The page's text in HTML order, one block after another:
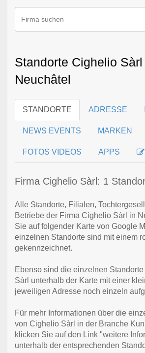
Standorte Cighelio Sàrl
Neuchâtel
STANDORTE ADRESSE
NEWS EVENTS MARKEN
FOTOS VIDEOS APPS
Firma Cighelio Sàrl: 1
Alle Standorte, Filialen,
Betriebe der Firma Cighelio Sàrl in
Sie auf folgender Karte von Google
einzelnen Standorte sind mit einem
gekennzeichnet.
Ebenso sind die einzelnen
Sàrl unterhalb der Karte mit einer
jeweiligen Adresse noch einzeln
Für mehr Informationen über die
von Cighelio Sàrl in der Branche
klicken Sie auf den Link "weitere
unterhalb der entsprechenden